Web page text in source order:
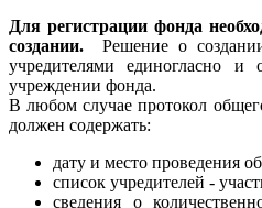
Для регистрации фонда
создании.Решение о
учредителями единогласно и
учреждении фонда.
В любом случае протокол
должен содержать:
дату и место проведения
список учредителей -
сведения о